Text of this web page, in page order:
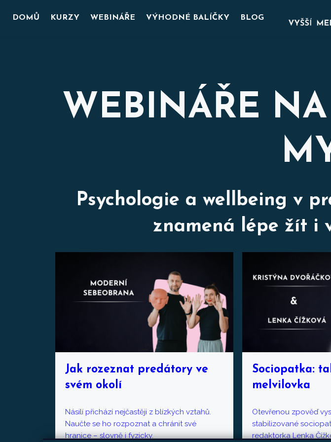
DOMŮ KURZY WEBINÁŘE VÝHODNÉ BALÍČKY BLOG
WEBINÁŘE
Psychologie a wellbeing v
znamená lépe žít i
Jak rozeznat predátory ve
svém okolí
Násilí přichází nejčastěji z blízkých vztahů.
Naučte se ho rozpoznat a chránit své
hranice – slovně i fyzicky.
Sociopatka:
melvilovka
Otevřenou zpověď
stabilizované
redaktorka Lenka